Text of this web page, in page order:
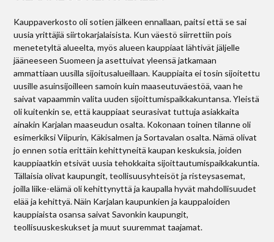
Kauppaverkosto oli sotien jälkeen ennallaan, paitsi että se sai
uusia yrittäjiä siirtokarjalaisista. Kun väestö siirrettiin pois
menetetyltä alueelta, myös alueen kauppiaat lähtivät jäljelle
jääneeseen Suomeen ja asettuivat yleensä jatkamaan
ammattiaan uusilla sijoitusalueillaan. Kauppiaita ei tosin sijoitettu
uusille asuinsijoilleen samoin kuin maaseutuväestöä, vaan he
saivat vapaammin valita uuden sijoittumispaikkakuntansa. Yleistä
oli kuitenkin se, että kauppiaat seurasivat tuttuja asiakkaita
ainakin Karjalan maaseudun osalta. Kokonaan toinen tilanne oli
esimerkiksi Viipurin, Käkisalmen ja Sortavalan osalta. Nämä olivat
jo ennen sotia erittäin kehittyneitä kaupan keskuksia, joiden
kauppiaatkin etsivät uusia tehokkaita sijoittautumispaikkakuntia.
Tällaisia olivat kaupungit, teollisuusyhteisöt ja risteysasemat,
joilla liike-elämä oli kehittynyttä ja kaupalla hyvät mahdollisuudet
elää ja kehittyä. Näin Karjalan kaupunkien ja kauppaloiden
kauppiaista osansa saivat Savonkin kaupungit,
teollisuuskeskukset ja muut suuremmat taajamat.